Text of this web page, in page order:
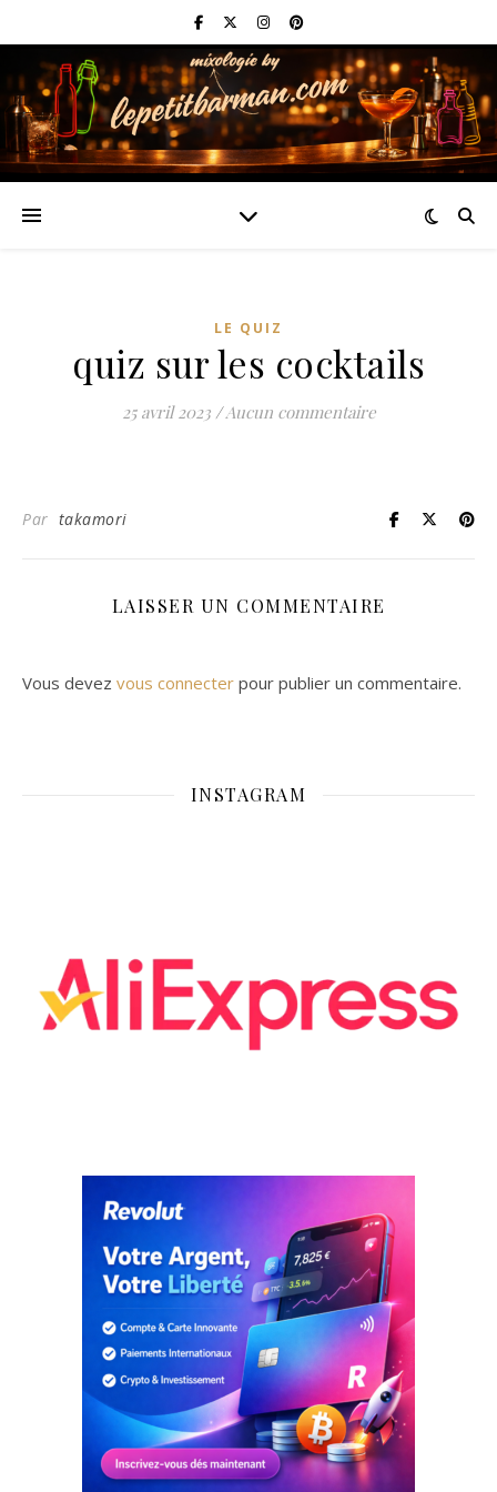
LE QUIZ
quiz sur les cocktails
25 avril 2023 /Aucun commentaire
Par takamori
LAISSER UN COMMENTAIRE
Vous devez vous connecter pour publier un commentaire.
INSTAGRAM